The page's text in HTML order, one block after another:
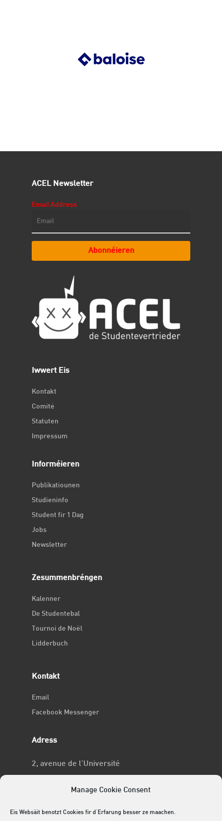
Manage Cookie Consent
Eis Websäit benotzt Cookies fir d'Erfarung besser ze maachen.
ACEL Newsletter
Email Address
Abonnéieren
Iwwert Eis
Kontakt
Comité
Statuten
Impressum
Informéieren
Publikatiounen
Studieninfo
Student fir 1 Dag
Jobs
Newsletter
Zesummenbréngen
Kalenner
De Studentebal
Tournoi de Noël
Lidderbuch
Kontakt
Email
Facebook Messenger
Adress
2, avenue de l’Université
No RCSL